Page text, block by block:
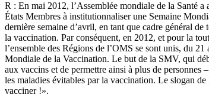
R : En mai 2012, l’Assemblée mondiale de la Santé
États Membres à institutionnaliser une Semaine
dernière semaine d’avril, en tant que cadre général
la vaccination. Par conséquent, en 2012, et pour la
l’ensemble des Régions de l’OMS se sont unis, du
Mondiale de la Vaccination. Le but de la SMV, qui
aux vaccins et de permettre ainsi à plus de personnes
les maladies évitables par la vaccination. Le slogan
vacciner !».